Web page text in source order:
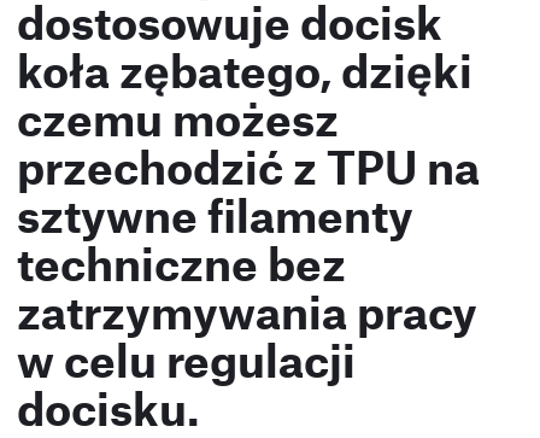
dostosowuje docisk
koła zębatego, dzięki
czemu możesz
przechodzić z TPU na
sztywne filamenty
techniczne bez
zatrzymywania pracy
w celu regulacji
docisku.